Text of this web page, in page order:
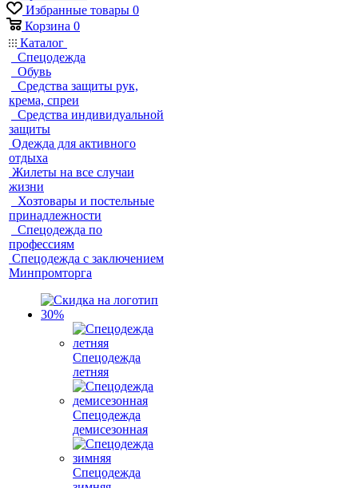
Избранные товары 0
Корзина 0
Каталог
Спецодежда
Обувь
Средства защиты рук,
крема, спреи
Средства индивидуальной
защиты
Одежда для активного
отдыха
Жилеты на все случаи
жизни
Хозтовары и постельные
принадлежности
Спецодежда по
профессиям
Спецодежда с заключением
Минпромторга
Спецодежда
летняя
Спецодежда
демисезонная
Спецодежда